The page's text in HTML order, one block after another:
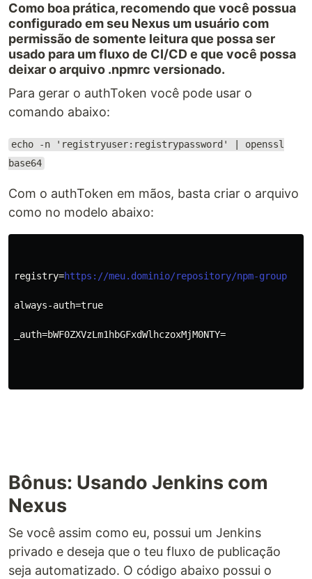
Como boa prática, recomendo que você possua
configurado em seu Nexus um usuário com
permissão de somente leitura que possa ser
usado para um fluxo de CI/CD e que você possa
deixar o arquivo .npmrc versionado.
Para gerar o authToken você pode usar o
comando abaixo:
echo -n 'registryuser:registrypassword' | openssl
base64
Com o authToken em mãos, basta criar o arquivo
como no modelo abaixo:
registry=https://meu.dominio/repository/npm-group
always-auth=true
_auth=bWF0ZXVzLm1hbGFxdWlhczoxMjM0NTY=
Bônus: Usando Jenkins com
Nexus
Se você assim como eu, possui um Jenkins
privado e deseja que o teu fluxo de publicação
seja automatizado. O código abaixo possui o